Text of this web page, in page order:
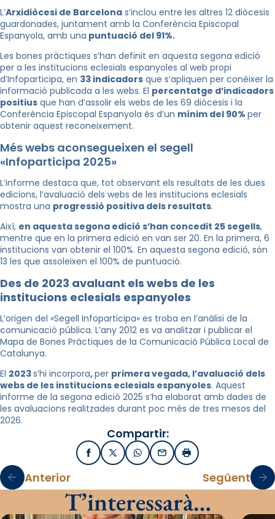
L’Arxidiòcesi de Barcelona s’inclou entre les altres 12 diòcesis
guardonades, juntament amb la Conferència Episcopal
Espanyola, amb una puntuació del 91%.
Les bones pràctiques s’han definit en aquesta segona edició
per a les institucions eclesials espanyoles al web propi
d’Infoparticipa, en 33 indicadors que s’apliquen per conèixer la
informació publicada a les webs. El percentatge d’indicadors
positius que han d’assolir els webs de les 69 diòcesis i la
Conferència Episcopal Espanyola és d’un mínim del 90% per
obtenir aquest reconeixement.
Més webs aconsegueixen el segell
«Infoparticipa 2025»
L’informe destaca que, tot observant els resultats de les dues
edicions, l’avaluació dels webs de les institucions eclesials
mostra una progressió positiva dels resultats.
Així, en aquesta segona edició s’han concedit 25 segells,
mentre que en la primera edició en van ser 20. En la primera, 6
institucions van obtenir el 100%. En aquesta segona edició, són
13 les que assoleixen el 100% de puntuació.
Des de 2023 avaluant els webs de les
institucions eclesials espanyoles
L’origen del «Segell Infoparticipa» es troba en l’anàlisi de la
comunicació pública. L’any 2012 es va analitzar i publicar el
Mapa de Bones Pràctiques de la Comunicació Pública Local de
Catalunya.
El 2023s’hi incorpora,per primera vegada, l’avaluació dels
webs de les institucions eclesials espanyoles. Aquest
informe de la segona edició 2025 s’ha elaborat amb dades de
les avaluacions realitzades durant poc més de tres mesos del
2026.
Compartir:
FacebookX / TwitterWhatsApp
EmailImprimir
Anterior Següent
T’interessarà…